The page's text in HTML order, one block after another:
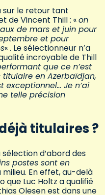
sur le retour tant
de Vincent Thill : «on
de mars et juin pour
et pour
« . Le sélectionneur n’a
incroyable de Thill
que ce n’est
en Azerbaïdjan,
Je n’ai
telle précision
titulaires ?
d’abord des
postes sont en
En effet, au-delà
que Luc Holtz a qualifié
Olesen est dans une